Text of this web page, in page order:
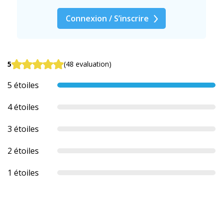
Connexion / S’inscrire
5 (48 evaluation)
5 étoiles
4 étoiles
3 étoiles
2 étoiles
1 étoiles